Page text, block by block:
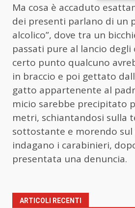
Ma cosa è accaduto
dei presenti parlano di un
alcolico”, dove tra un
passati pure al lancio degli
certo punto qualcuno
in braccio e poi gettato
gatto appartenente al
micio sarebbe precipitato
metri, schiantandosi sulla
sottostante e morendo sul
indagano i carabinieri,
presentata una denuncia.
ARTICOLI RECENTI